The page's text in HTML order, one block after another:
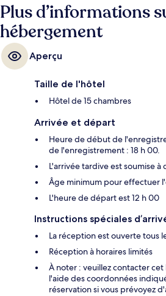
Plus d’informations
hébergement
Aperçu
Taille de l'hôtel
Hôtel de 15 chambres
Arrivée et départ
Heure de début de
de l'enregistrement : 18 h 00.
L'arrivée tardive est soumise
Âge minimum pour effectuer
L'heure de départ est 12 h 00
Instructions spéciales
La réception est ouverte tous
Réception à horaires limités
À noter : veuillez contacter
l'aide des coordonnées
réservation si vous prévoyez